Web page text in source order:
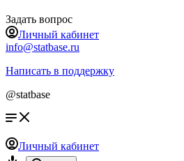
Задать вопрос
Личный кабинет
info@statbase.ru
Написать в поддержку
@statbase
Личный кабинет